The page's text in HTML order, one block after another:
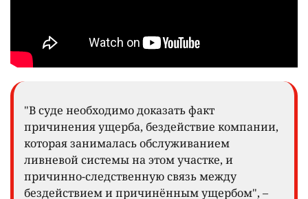
"В суде необходимо доказать факт
причинения ущерба, бездействие компании,
которая занималась обслуживанием
ливневой системы на этом участке, и
причинно-следственную связь между
бездействием и причинённым ущербом", –